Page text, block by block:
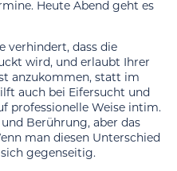
Heute Abend geht es
verhindert, dass die
wird, und erlaubt Ihrer
anzukommen, statt im
auch bei Eifersucht und
professionelle Weise intim.
Berührung, aber das
man diesen Unterschied
gegenseitig.